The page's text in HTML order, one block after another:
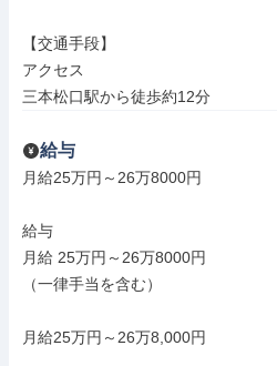
【交通手段】
アクセス
三本松口駅から徒歩約12分
給与
月給25万円～26万8000円
給与
月給 25万円～26万8000円
（一律手当を含む）
月給25万円～26万8,000円